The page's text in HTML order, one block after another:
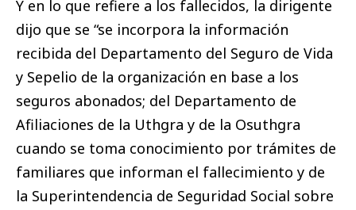
Y en lo que refiere a los fallecidos, la dirigente
dijo que se “se incorpora la información
recibida del Departamento del Seguro de Vida
y Sepelio de la organización en base a los
seguros abonados; del Departamento de
Afiliaciones de la Uthgra y de la Osuthgra
cuando se toma conocimiento por trámites de
familiares que informan el fallecimiento y de
la Superintendencia de Seguridad Social sobre